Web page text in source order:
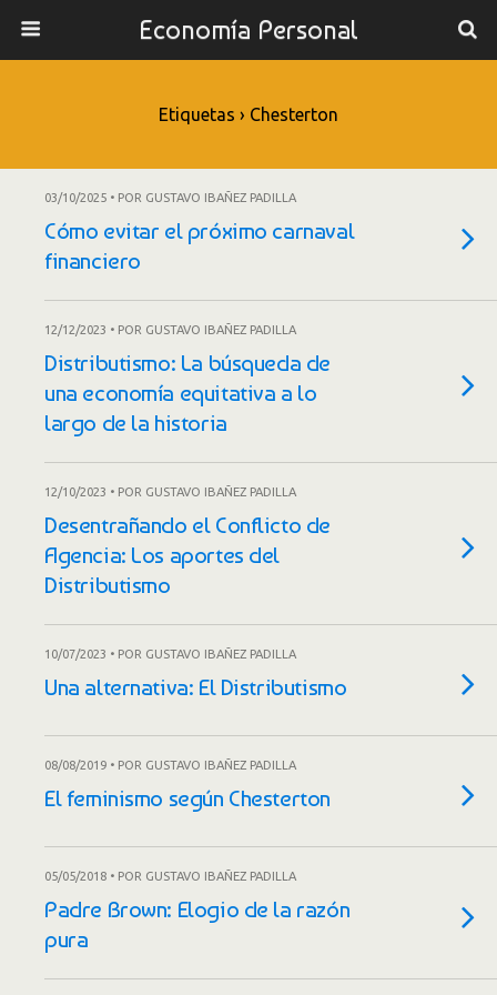
Economía Personal
Etiquetas › Chesterton
03/10/2025 • POR GUSTAVO IBAÑEZ PADILLA
Cómo evitar el próximo carnaval
financiero
12/12/2023 • POR GUSTAVO IBAÑEZ PADILLA
Distributismo: La búsqueda de
una economía equitativa a lo
largo de la historia
12/10/2023 • POR GUSTAVO IBAÑEZ PADILLA
Desentrañando el Conflicto de
Agencia: Los aportes del
Distributismo
10/07/2023 • POR GUSTAVO IBAÑEZ PADILLA
Una alternativa: El Distributismo
08/08/2019 • POR GUSTAVO IBAÑEZ PADILLA
El feminismo según Chesterton
05/05/2018 • POR GUSTAVO IBAÑEZ PADILLA
Padre Brown: Elogio de la razón
pura